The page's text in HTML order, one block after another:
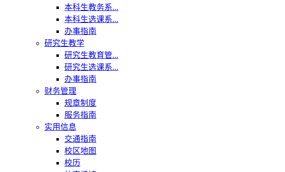
本科生教务系...
本科生选课系...
办事指南
研究生教学
研究生教育管...
研究生选课系...
办事指南
财务管理
规章制度
服务指南
实用信息
交通指南
校区地图
校历